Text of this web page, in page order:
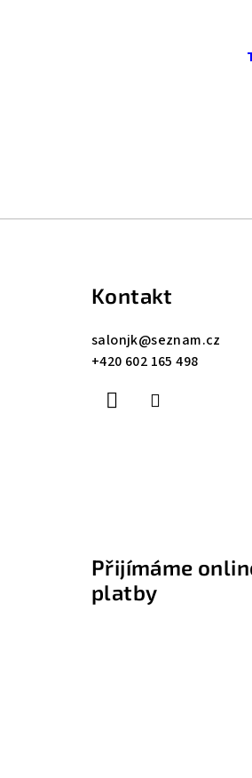
Kontakt
salonjk@seznam.cz
+420 602 165 498
Přijímáme
platby